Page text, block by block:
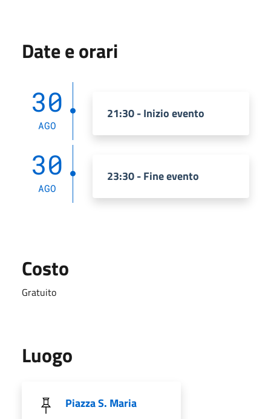
Date e orari
30
AGO
21:30 - Inizio evento
30
AGO
23:30 - Fine evento
Costo
Gratuito
Luogo
Piazza S. Maria